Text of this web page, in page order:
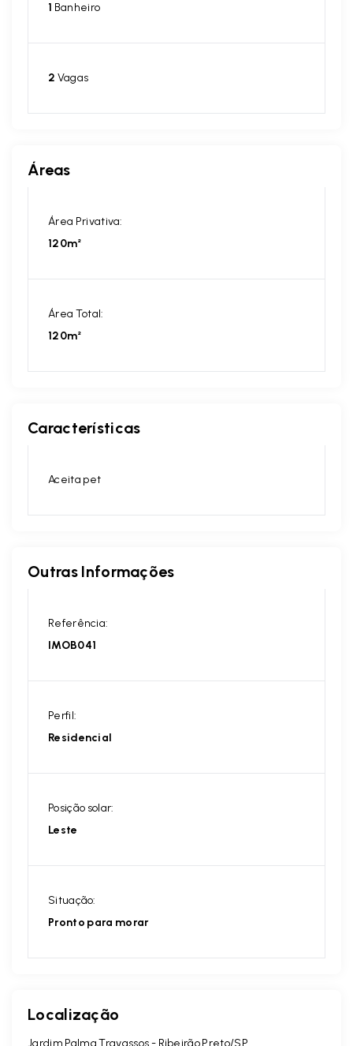
1 Banheiro
2 Vagas
Áreas
Área Privativa:
120m²
Área Total:
120m²
Características
Aceita pet
Outras Informações
Referência:
IMOB041
Perfil:
Residencial
Posição solar:
Leste
Situação:
Pronto para morar
Localização
Jardim Palma Travassos - Ribeirão Preto/SP